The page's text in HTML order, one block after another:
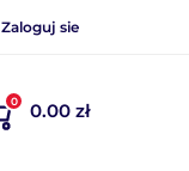
Zaloguj sie
0 0.00 zł